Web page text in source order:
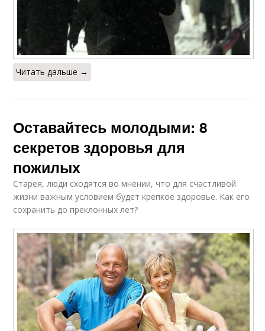
Читать дальше →
Оставайтесь молодыми: 8
секретов здоровья для
пожилых
Старея, люди сходятся во мнении, что для счастливой
жизни важным условием будет крепкое здоровье. Как его
сохранить до преклонных лет?